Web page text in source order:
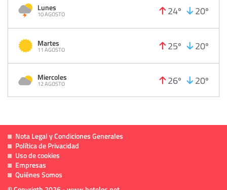
Lunes
10 AGOSTO 24º 20º
Martes
11 AGOSTO 25º 20º
Miercoles
12 AGOSTO 26º 20º
Nota Legal y Condiciones Generales
Política de Privacidad
Uso de cookies
Empresas
Quiénes Somos